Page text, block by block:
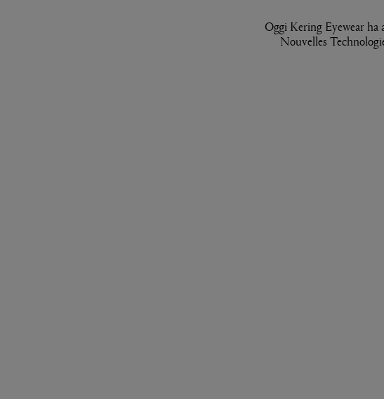
Oggi Kering Eyewear
Nouvelles